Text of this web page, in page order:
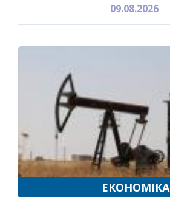
09.08.2026
ЕКОНОМІКА